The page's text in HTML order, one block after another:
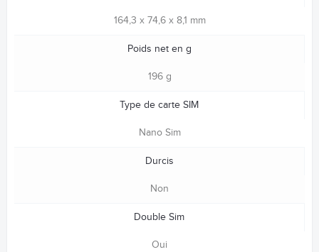
164,3 x 74,6 x 8,1 mm
Poids net en g
196 g
Type de carte SIM
Nano Sim
Durcis
Non
Double Sim
Oui